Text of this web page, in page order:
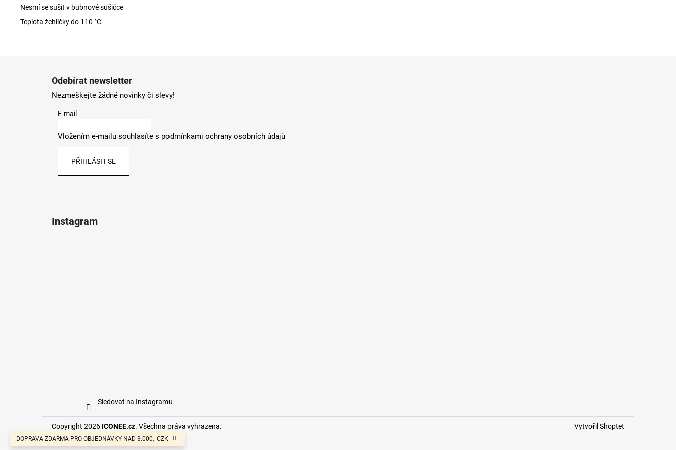
DOPRAVA ZDARMA PRO OBJEDNÁVKY NAD 3.000,- CZK
Nesmí se sušit v bubnové sušičce
Teplota žehličky do 110 °C
Odebírat newsletter
Nezmeškejte žádné novinky či slevy!
E-mail
Vložením e-mailu souhlasíte s podmínkami ochrany osobních údajů
PŘIHLÁSIT SE
Instagram
Sledovat na Instagramu
Vytvořil Shoptet
Copyright 2026 ICONEE.cz. Všechna práva vyhrazena.